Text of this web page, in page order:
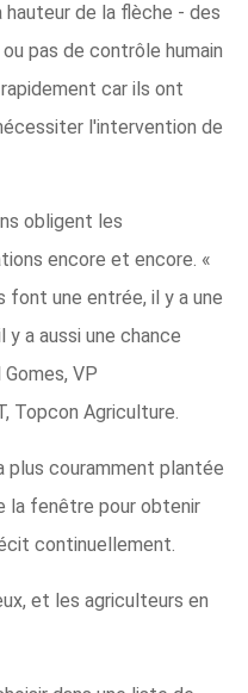
de la flèche - des
pas de contrôle humain
car ils ont
l'intervention de
obligent les
encore et encore. «
font une entrée, il y a une
y a aussi une chance
VP
Topcon Agriculture.
plus couramment plantée
la fenêtre pour obtenir
continuellement.
et les agriculteurs en